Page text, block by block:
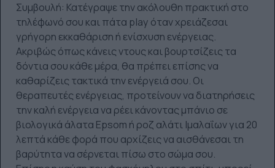
Συμβουλή: Κατέγραψε την ακόλουθη πρακτική στο
τηλέφωνό σου και πάτα play όταν χρειάζεσαι
γρήγορη εκκαθάριση ή ενίσχυση ενέργειας.
Ακριβώς όπως κάνεις ντους και βουρτσίζεις τα
δόντια σου κάθε μέρα, θα πρέπει επίσης να
καθαρίζεις τακτικά την ενέργειά σου. Οι
θεραπευτές ενέργειας, προτείνουν να διατηρήσεις
την καλή ενέργεια να ρέει κάνοντας μπάνιο σε
βιολογικά άλατα Epsom ή ροζ αλάτι Ιμαλαΐων για 20
λεπτά κάθε φορά που αρχίζεις να αισθάνεσαι τη
βαρύτητα να σέρνεται πίσω στο σώμα σου.